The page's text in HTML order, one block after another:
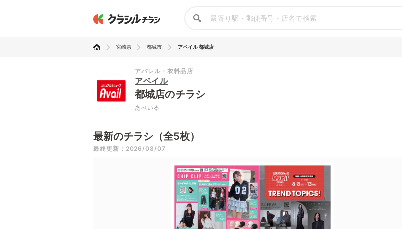
宮崎県 都城市 アベイル 都城店
アパレル・衣料品店
アベイル
都城店のチラシ
あべいる
最新のチラシ（全5枚）
最終更新：2026/08/07